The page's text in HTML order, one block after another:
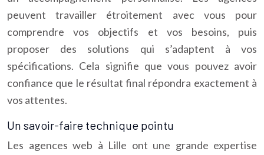
peuvent travailler étroitement avec vous pour
comprendre vos objectifs et vos besoins, puis
proposer des solutions qui s’adaptent à vos
spécifications. Cela signifie que vous pouvez avoir
confiance que le résultat final répondra exactement à
vos attentes.
Un savoir-faire technique pointu
Les agences web à Lille ont une grande expertise